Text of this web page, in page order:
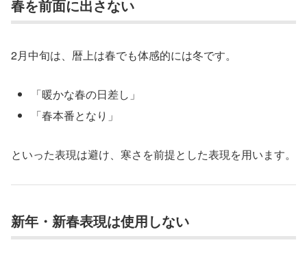
春を前面に出さない
2月中旬は、暦上は春でも体感的には冬です。
「暖かな春の日差し」
「春本番となり」
といった表現は避け、寒さを前提とした表現を用います。
新年・新春表現は使用しない